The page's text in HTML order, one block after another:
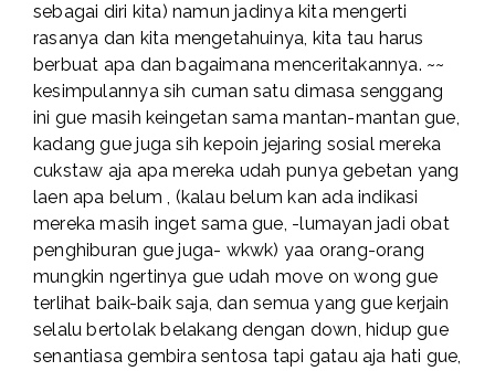
sebagai diri kita) namun jadinya kita mengerti
rasanya dan kita mengetahuinya, kita tau harus
berbuat apa dan bagaimana menceritakannya. ~~
kesimpulannya sih cuman satu dimasa senggang
ini gue masih keingetan sama mantan-mantan gue,
kadang gue juga sih kepoin jejaring sosial mereka
cukstaw aja apa mereka udah punya gebetan yang
laen apa belum , (kalau belum kan ada indikasi
mereka masih inget sama gue, -lumayan jadi obat
penghiburan gue juga- wkwk) yaa orang-orang
mungkin ngertinya gue udah move on wong gue
terlihat baik-baik saja, dan semua yang gue kerjain
selalu bertolak belakang dengan down, hidup gue
senantiasa gembira sentosa tapi gatau aja hati gue,